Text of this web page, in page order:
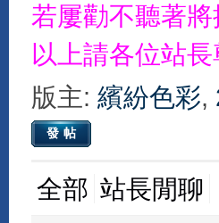
若屢勸不聽著
以上請各位站長
版主: 繽紛色彩,
發帖
全部 站長閒聊